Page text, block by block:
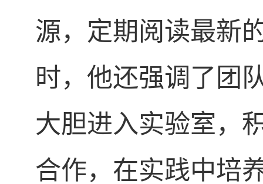
源，定期阅读最新
时，他还强调了团
大胆进入实验室，
合作，在实践中培